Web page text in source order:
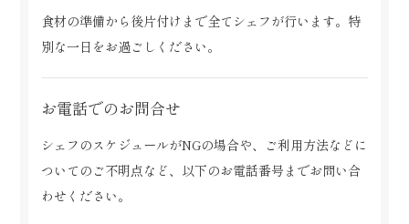
食材の準備から後片付けまで全てシェフが行います。 特
別な一日をお過ごしください。
お電話でのお問合せ
シェフのスケジュールがNGの場合や、
ご利用方法などに
ついてのご不明点など、以下のお電話番号までお問い合
わせください。